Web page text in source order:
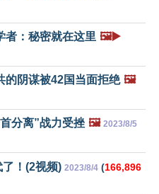
者：秘密就在这里 🖼️▶️
的阴谋被42国当面拒绝 🖼️
分离”战力受挫 🖼️ 2023/8/5
了！(2视频) 2023/8/4 (166,896